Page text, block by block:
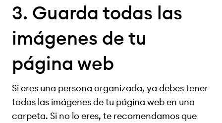
3. Guarda todas las
imágenes de tu
página web
Si eres una persona organizada, ya debes tener
todas las imágenes de tu página web en una
carpeta. Si no lo eres, te recomendamos que